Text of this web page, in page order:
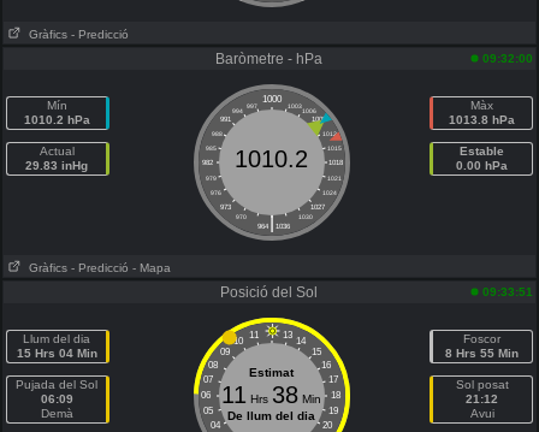
Gràfics - Predicció
Baròmetre - hPa 09:32:00
Mín
1010.2 hPa
Actual
29.83 inHg
1000
997 1003
994
1006
991
1009
988
1012
985
1015
982
1018
979
1021
976
1024
973
1027
970
1030
|
964 1036
1010.2
Màx
1013.8 hPa
Estable
0.00 hPa
Gràfics - Predicció - Mapa
Posició del Sol 09:33:51
Llum del dia
15 Hrs 04 Min
Pujada del Sol
06:09
Demà
11 13
10
14
09
15
08
16
07
17
06
18
05
19
04
20
Estimat
11 Hrs 38 Min
De llum del dia
Foscor
8 Hrs 55 Min
Sol posat
21:12
Avui